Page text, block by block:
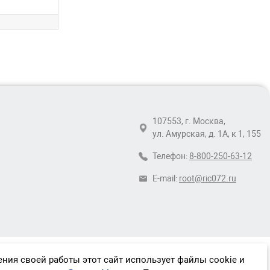
107553, г. Москва,
ул. Амурская, д. 1А, к 1, 155
Телефон: 8-800-250-63-12
E-mail: root@ric072.ru
своей работы этот сайт использует файлы cookie и